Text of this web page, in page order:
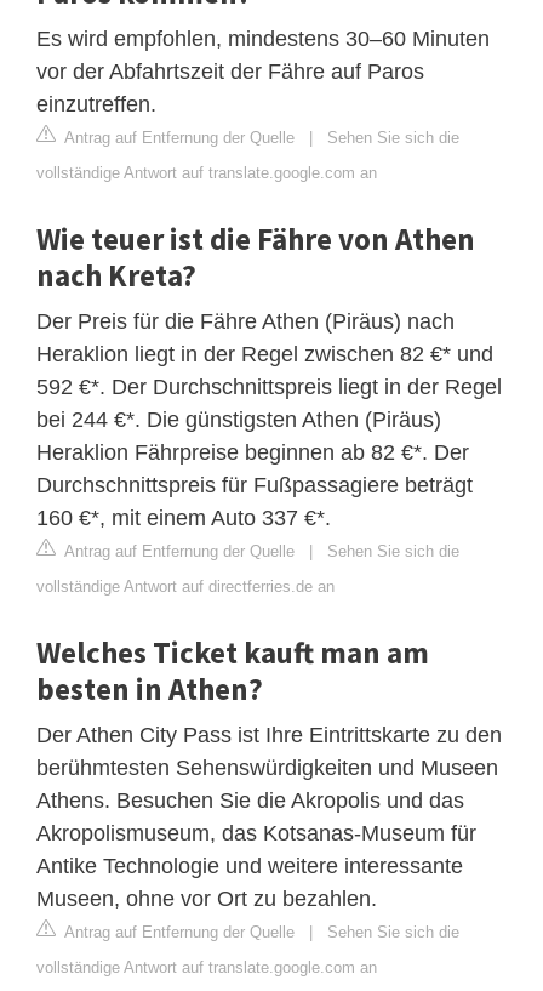
Es wird empfohlen, mindestens 30–60 Minuten
vor der Abfahrtszeit der Fähre auf Paros
einzutreffen.
Antrag auf Entfernung der Quelle | Sehen Sie sich die
vollständige Antwort auf translate.google.com an
Wie teuer ist die Fähre von Athen
nach Kreta?
Der Preis für die Fähre Athen (Piräus) nach
Heraklion liegt in der Regel zwischen 82 €* und
592 €*. Der Durchschnittspreis liegt in der Regel
bei 244 €*. Die günstigsten Athen (Piräus)
Heraklion Fährpreise beginnen ab 82 €*. Der
Durchschnittspreis für Fußpassagiere beträgt
160 €*, mit einem Auto 337 €*.
Antrag auf Entfernung der Quelle | Sehen Sie sich die
vollständige Antwort auf directferries.de an
Welches Ticket kauft man am
besten in Athen?
Der Athen City Pass ist Ihre Eintrittskarte zu den
berühmtesten Sehenswürdigkeiten und Museen
Athens. Besuchen Sie die Akropolis und das
Akropolismuseum, das Kotsanas-Museum für
Antike Technologie und weitere interessante
Museen, ohne vor Ort zu bezahlen.
Antrag auf Entfernung der Quelle | Sehen Sie sich die
vollständige Antwort auf translate.google.com an